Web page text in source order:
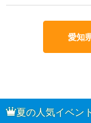
愛知
夏の人気イベン